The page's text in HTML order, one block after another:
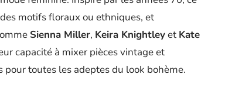
motifs floraux ou ethniques, et
Sienna Miller, Keira Knightleyet Kate
capacité à mixer pièces vintage et
toutes les adeptes du look bohème.